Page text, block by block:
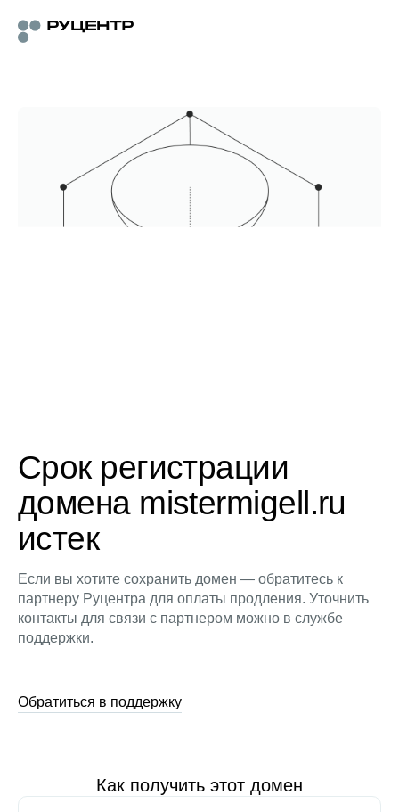
Срок регистрации
домена mistermigell.ru
истек
Если вы хотите сохранить домен — обратитесь к
партнеру Руцентра для оплаты продления. Уточнить
контакты для связи с партнером можно в службе
поддержки.
Обратиться в поддержку
Как получить этот домен